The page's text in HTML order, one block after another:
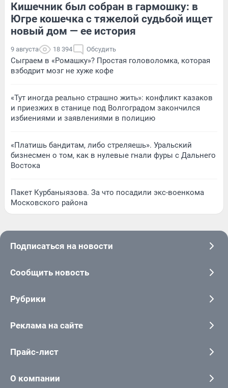
Кишечник был собран в гармошку: в
Югре кошечка с тяжелой судьбой ищет
новый дом — ее история
9 августа 18 394 Обсудить
Сыграем в «Ромашку»? Простая головоломка, которая
взбодрит мозг не хуже кофе
«Тут иногда реально страшно жить»: конфликт казаков
и приезжих в станице под Волгоградом закончился
избиениями и заявлениями в полицию
«Платишь бандитам, либо стреляешь». Уральский
бизнесмен о том, как в нулевые гнали фуры с Дальнего
Востока
Пакет Курбаныязова. За что посадили экс-военкома
Московского района
Подписаться на новости
Сообщить новость
Рубрики
Реклама на сайте
Прайс-лист
О компании